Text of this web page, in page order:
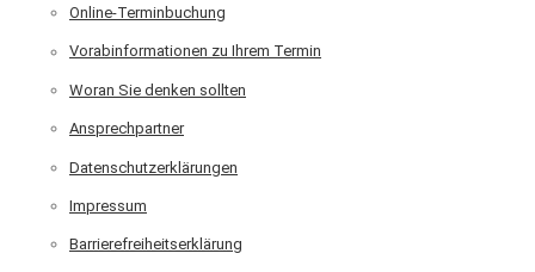
Online-Terminbuchung
Vorabinformationen zu Ihrem Termin
Woran Sie denken sollten
Ansprechpartner
Datenschutzerklärungen
Impressum
Barrierefreiheitserklärung